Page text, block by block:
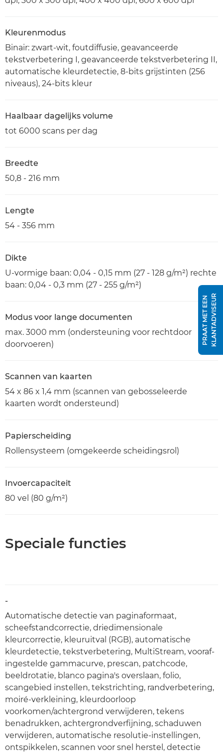
Kleurenmodus
Binair: zwart-wit, foutdiffusie, geavanceerde
tekstverbetering I, geavanceerde tekstverbetering II,
automatische kleurdetectie, 8-bits grijstinten (256
niveaus), 24-bits kleur
Haalbaar dagelijks volume
tot 6000 scans per dag
Breedte
50,8 - 216 mm
Lengte
54 - 356 mm
Dikte
U-vormige baan: 0,04 - 0,15 mm (27 - 128 g/m²) rechte
baan: 0,04 - 0,3 mm (27 - 255 g/m²)
Modus voor lange documenten
max. 3000 mm (ondersteuning voor rechtdoor
doorvoeren)
Scannen van kaarten
54 x 86 x 1,4 mm (scannen van gebosseleerde
kaarten wordt ondersteund)
Papierscheiding
Rollensysteem (omgekeerde scheidingsrol)
Invoercapaciteit
80 vel (80 g/m²)
Speciale functies
-
Automatische detectie van paginaformaat,
scheefstandcorrectie, driedimensionale
kleurcorrectie, kleuruitval (RGB), automatische
kleurdetectie, tekstverbetering, MultiStream, vooraf-
ingestelde gammacurve, prescan, patchcode,
beeldrotatie, blanco pagina's overslaan, folio,
scangebied instellen, tekstrichting, randverbetering,
moiré-verkleining, kleurdoorloop
voorkomen/achtergrond verwijderen, tekens
benadrukken, achtergrondverfijning, schaduwen
verwijderen, automatische resolutie-instellingen,
ontspikkelen, scannen voor snel herstel, detectie
P
R
A
A
T
M
E
T
E
E
N
K
L
A
N
T
A
D
V
I
S
E
UR